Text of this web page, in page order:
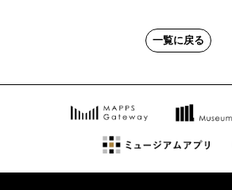
一覧に戻る